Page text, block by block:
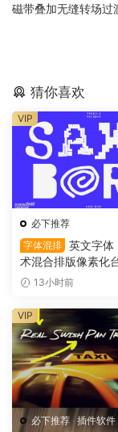
磁带叠加无缝转场过
猜你喜欢
必下推荐
字体混排 英文字体
术混合排版像素化
手绘螺旋有机曲线
ace（16160）
13小时前
VIP
必下推荐· 插件软件
VIP